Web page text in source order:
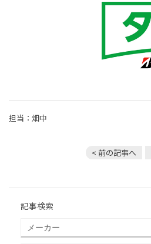
担当：畑中
< 前の記事へ
記事検索